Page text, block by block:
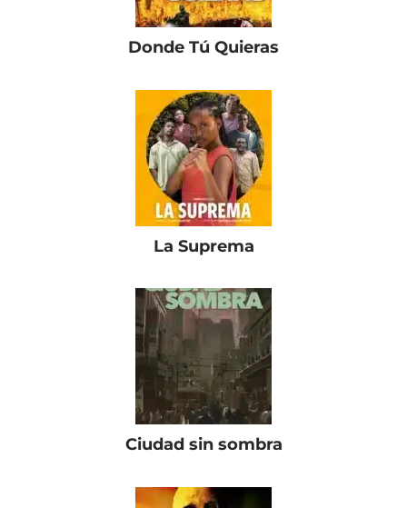
Donde Tú Quieras
La Suprema
Ciudad sin sombra